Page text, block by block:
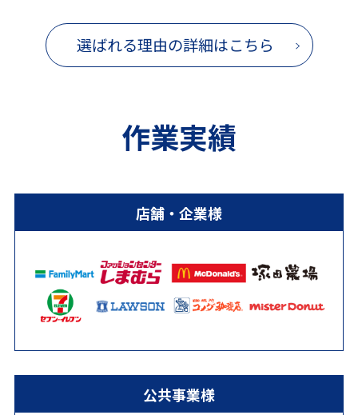
選ばれる理由の詳細はこちら
作業実績
店舗・企業様
公共事業様